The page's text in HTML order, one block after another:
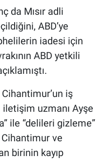
da Mısır adli
ABD’ye
iadesi için
ABD yetkili
iş
uzmanı Ayşe
ile “delileri gizleme”
Cihantimur ve
birinin kayıp